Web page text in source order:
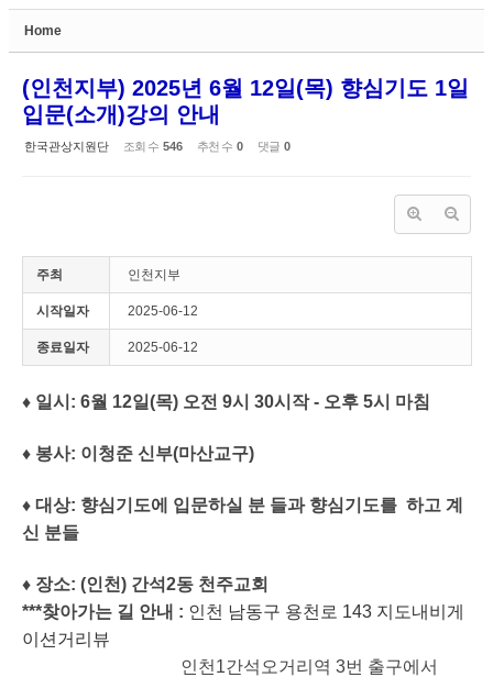
Home
(인천지부) 2025년 6월 12일(목) 향심기도 1일
입문(소개)강의 안내
한국관상지원단 조회 수 546 추천 수 0 댓글 0
주최 인천지부
시작일자 2025-06-12
종료일자 2025-06-12
♦ 일시: 6월 12일(목) 오전 9시 30시작 - 오후 5시 마침
♦ 봉사: 이청준 신부(마산교구)
♦ 대상: 향심기도에 입문하실 분 들과 향심기도를 하고 계
신 분들
♦ 장소: (인천) 간석2동 천주교회
***찾아가는 길 안내 : 인천 남동구 용천로 143 지도내비게
이션 거리뷰
인천1간석오거리역 3번 출구에서
Sketchbook5, 스케치북5
Sketchbook5, 스케치북5